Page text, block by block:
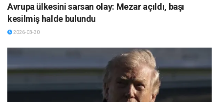
Avrupa ülkesini sarsan olay: Mezar açıldı, başı
kesilmiş halde bulundu
2026-03-30